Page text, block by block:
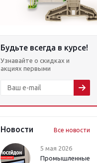
Будьте всегда в курсе!
Узнавайте о скидках и
акциях первыми
Новости Все новости
5 мая 2026
Промышленные